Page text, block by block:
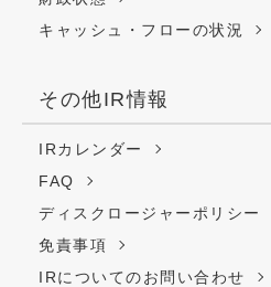
キャッシュ・フローの状況
その他IR情報
IRカレンダー
FAQ
ディスクロージャーポリシー
免責事項
IRについてのお問い合わせ